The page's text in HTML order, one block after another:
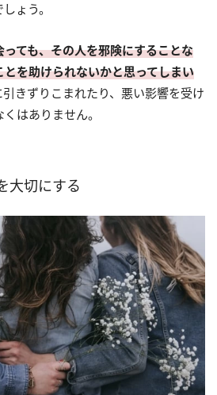
ょう。
ても、その人を邪険にすることな
を助けられないかと思ってしまい
きずりこまれたり、悪い影響を受け
はありません。
大切にする